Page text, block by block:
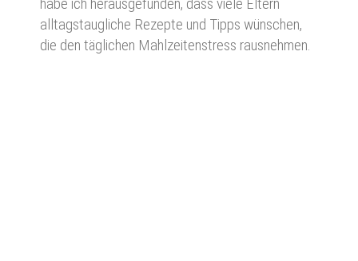
habe ich herausgefunden, dass viele Eltern
alltagstaugliche Rezepte und Tipps wünschen,
die den täglichen Mahlzeitenstress rausnehmen.